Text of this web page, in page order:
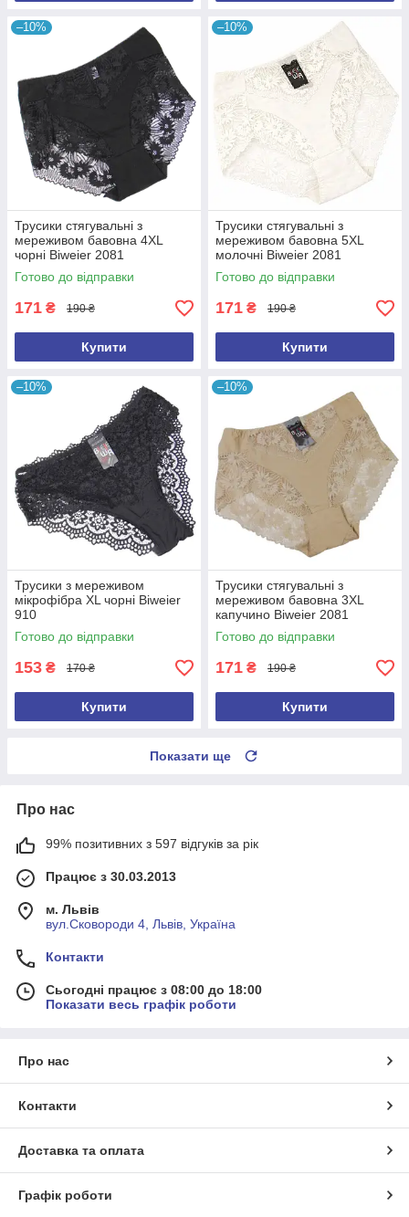
–10%
Трусики стягувальні з
мереживом бавовна 4XL
чорні Biweier 2081
Готово до відправки
171 ₴ 190 ₴
Купити
–10%
Трусики стягувальні з
мереживом бавовна 5XL
молочні Biweier 2081
Готово до відправки
171 ₴ 190 ₴
Купити
–10%
Трусики з мереживом
мікрофібра XL чорні Biweier
910
Готово до відправки
153 ₴ 170 ₴
Купити
–10%
Трусики стягувальні з
мереживом бавовна 3XL
капучино Biweier 2081
Готово до відправки
171 ₴ 190 ₴
Купити
Показати ще
Про нас
99% позитивних з 597 відгуків за рік
Працює з 30.03.2013
м. Львів
вул.Сковороди 4, Львів, Україна
Контакти
Сьогодні працює з 08:00 до 18:00
Показати весь графік роботи
Про нас
Контакти
Доставка та оплата
Графік роботи